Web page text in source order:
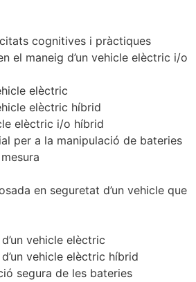
cognitives i pràctiques
el maneig d’un vehicle elèctric i/o
elèctric
elèctric híbrid
elèctric i/o híbrid
per a la manipulació de bateries
en seguretat d’un vehicle que
vehicle elèctric
vehicle elèctric híbrid
segura de les bateries